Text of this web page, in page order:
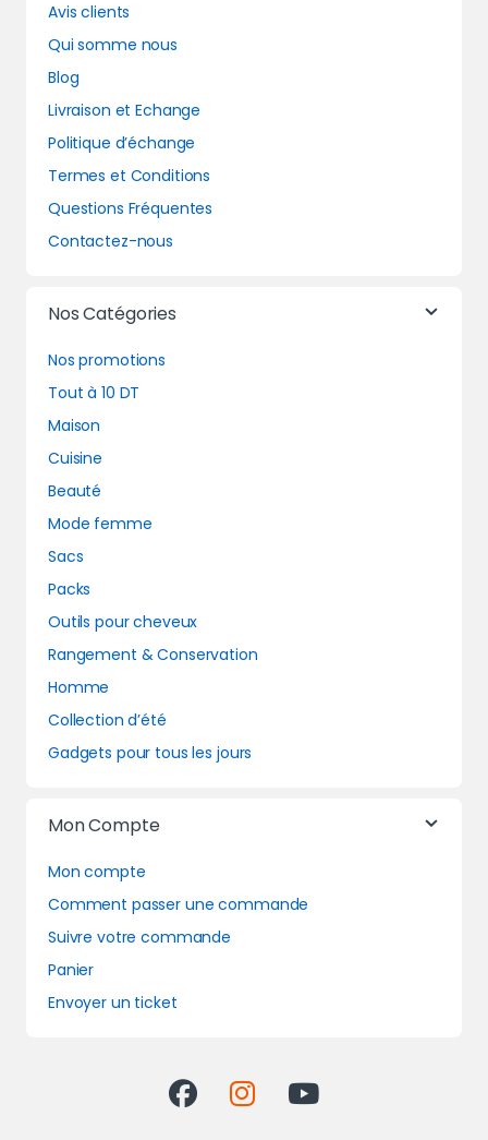
Avis clients
Qui somme nous
Blog
Livraison et Echange
Politique d’échange
Termes et Conditions
Questions Fréquentes
Contactez-nous
Nos Catégories
Nos promotions
Tout à 10 DT
Maison
Cuisine
Beauté
Mode femme
Sacs
Packs
Outils pour cheveux
Rangement & Conservation
Homme
Collection d’été
Gadgets pour tous les jours
Mon Compte
Mon compte
Comment passer une commande
Suivre votre commande
Panier
Envoyer un ticket